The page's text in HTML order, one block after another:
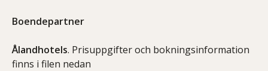
Boendepartner
Ålandhotels. Prisuppgifter och bokningsinformation
finns i filen nedan